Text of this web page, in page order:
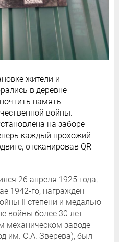
жители и
в деревне
память
войны.
на заборе
каждый прохожий
отсканировав QR-
26 апреля 1925 года,
1942-го, награжден
II степени и медалью
войны более 30 лет
механическом заводе
им. С.А. Зверева), был